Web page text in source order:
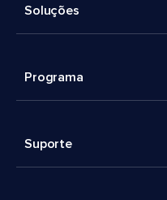
Soluções
Programa
Suporte